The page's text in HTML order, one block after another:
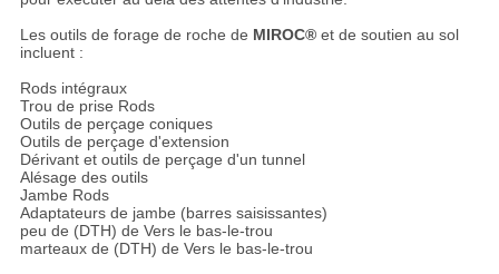
Les outils de forage de roche de MIROC®et de soutien au sol
incluent :
Rods intégraux
Trou de prise Rods
Outils de perçage coniques
Outils de perçage d'extension
Dérivant et outils de perçage d'un tunnel
Alésage des outils
Jambe Rods
Adaptateurs de jambe (barres saisissantes)
peu de (DTH) de Vers le bas-le-trou
marteaux de (DTH) de Vers le bas-le-trou